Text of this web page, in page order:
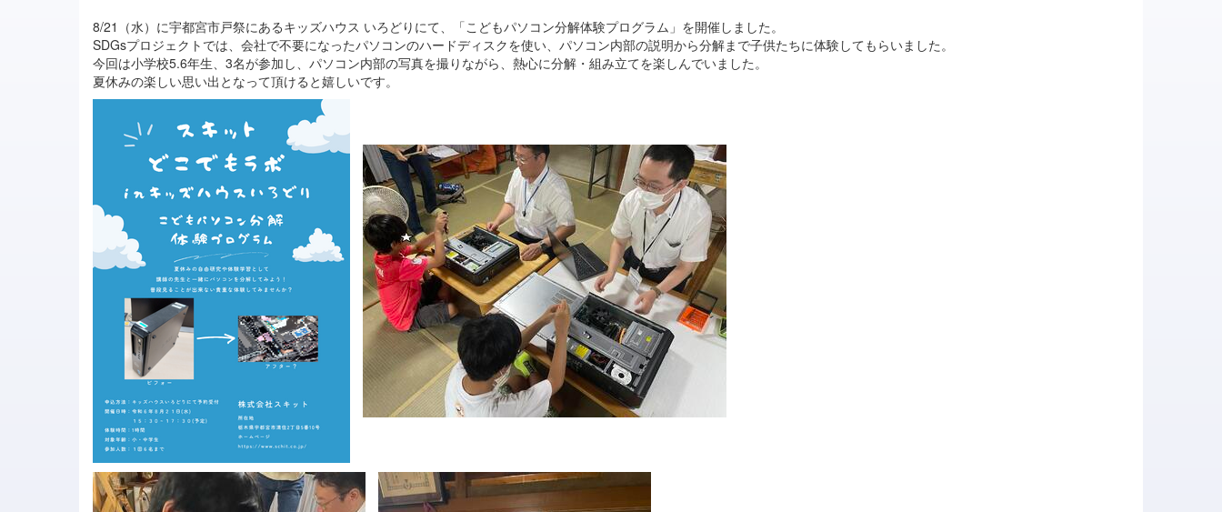
8/21（水）に宇都宮市戸祭にあるキッズハウス いろどりにて、「こどもパソコン分解体験プログラム」を開催しました。
SDGsプロジェクトでは、会社で不要になったパソコンのハードディスクを使い、パソコン内部の説明から分解まで子供たちに体験してもらいました。
今回は小学校5.6年生、3名が参加し、パソコン内部の写真を撮りながら、熱心に分解・組み立てを楽しんでいました。
夏休みの楽しい思い出となって頂けると嬉しいです。